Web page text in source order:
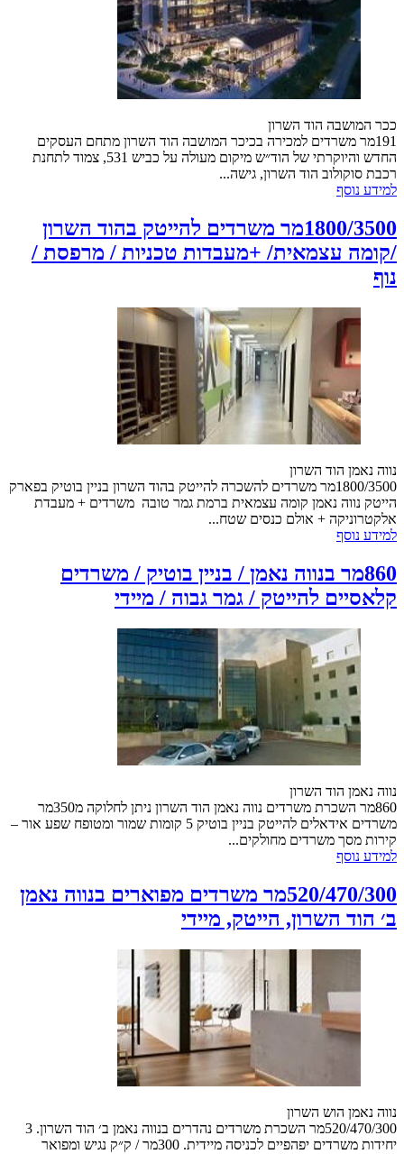
ככר המושבה הוד השרון
191מר משרדים למכירה בכיכר המושבה הוד השרון מתחם העסקים
החדש והיוקרתי של הוד״ש מיקום מעולה על כביש 531, צמוד לתחנת
רכבת סוקולוב הוד השרון, גישה...
למידע נוסף
1800/3500מר משרדים להייטק בהוד השרון
/קומה עצמאית/ +מעבדות טכניות / מרפסת /
נוף
נווה נאמן הוד השרון
1800/3500מר משרדים להשכרה להייטק בהוד השרון בניין בוטיק בפארק
הייטק נווה נאמן קומה עצמאית ברמת גמר טובה משרדים + מעבדת
אלקטרוניקה + אולם כנסים שטח...
למידע נוסף
860מר בנווה נאמן / בניין בוטיק / משרדים
קלאסיים להייטק / גמר גבוה / מיידי
נווה נאמן הוד השרון
860מר השכרת משרדים נווה נאמן הוד השרון ניתן לחלוקה מ350מר
משרדים אידאלים להייטק בניין בוטיק 5 קומות שמור ומטופח שפע אור –
קירות מסך משרדים מחולקים...
למידע נוסף
520/470/300מר משרדים מפוארים בנווה נאמן
ב׳ הוד השרון, הייטק, מיידי
נווה נאמן הוש השרון
520/470/300מר השכרת משרדים נהדרים בנווה נאמן ב׳ הוד השרון. 3
יחידות משרדים יפהפיים לכניסה מיידית. 300מר / ק״ק נגיש ומפואר